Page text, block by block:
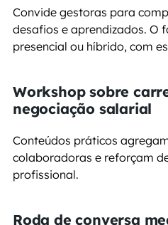
Convide gestoras para
desafios e aprendizados. O
presencial ou híbrido, com
Workshop sobre
negociação salarial
Conteúdos práticos
colaboradoras e reforçam
profissional.
Roda de conversa